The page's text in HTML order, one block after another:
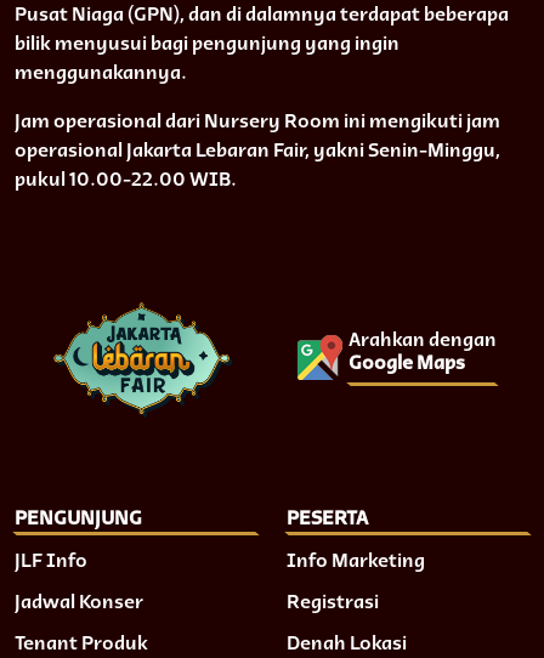
Pusat Niaga (GPN), dan di dalamnya terdapat beberapa
bilik menyusui bagi pengunjung yang ingin
menggunakannya.
Jam operasional dari Nursery Room ini mengikuti jam
operasional Jakarta Lebaran Fair, yakni Senin-Minggu,
pukul 10.00-22.00 WIB.
Arahkan dengan
Google Maps
PENGUNJUNG
JLF Info
Jadwal Konser
Tenant Produk
PESERTA
Info Marketing
Registrasi
Denah Lokasi